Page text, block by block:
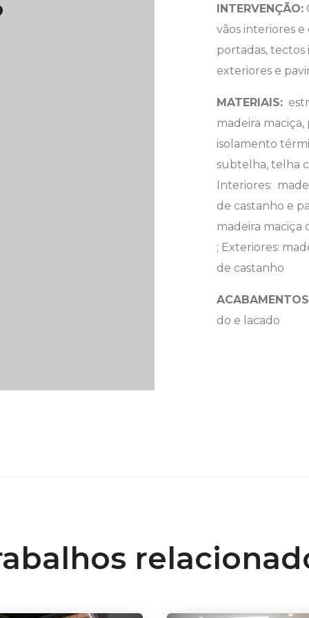
INTERVENÇÃO:
vãos interiores e
portadas, tectos
exteriores e
MATERIAIS:
madeira maciça,
isolamento
subtelha, telha
Interiores:
de castanho e
madeira maciça
; Exteriores:
de castanho
do e lacado